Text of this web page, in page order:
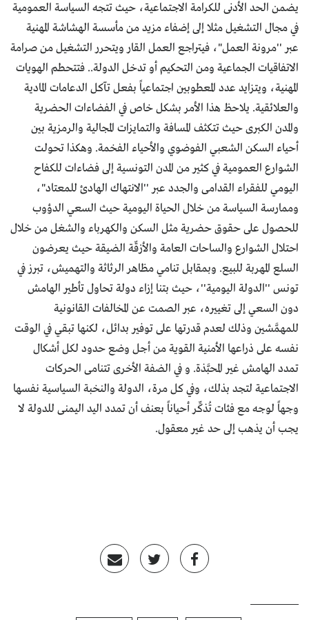
يضمن الحد الأدنى للكرامة الاجتماعية، حيث تتجه السياسة العمومية
في مجال التشغيل مثلا إلى إضفاء مزيد من مأسسة الهشاشة المهنية
عبر ''مرونة العمل"، فيتراجع العمل القار ويتحرر التشغيل من صرامة
الاتفاقيات الجماعية ومن التحكيم أو تدخل الدولة.. فتتحطم الهويات
المهنية، ويتزايد عدد المعطوبين اجتماعياً بفعل تآكل الدعامات المادية
والعلائقية. يلاحظ هذا الأمر بشكل خاص في الفضاءات الحضرية
والمدن الكبرى حيث تتكثف المسافة والتمايزات المجالية والرمزية بين
أحياء السكن الشعبي الفوضوي والأحياء الفخمة. وهكذا تحولت
الشوارع العمومية في كثير من المدن التونسية إلى فضاءات للكفاح
اليومي للفقراء القدامى والجدد عبر ''الانتهاك الهادئ للمعتاد"،
وممارسة السياسة من خلال الحياة اليومية حيث السعي الدؤوب
للحصول على حقوق حضرية مثل السكن والكهرباء والشغل من خلال
احتلال الشوارع والساحات العامة والأزقّة الضيقة حيث يعرضون
السلع المهربة للبيع. وبمقابل تنامي مظاهر الرثاثة والتهميش، تبرز في
تونس ''الدولة اليومية''، حيث بتنا إزاء دولة تحاول تأطير الهامش
دون السعي إلى تغييره، عبر الصمت عن المخالفات القانونية
للمهمَّشين وذلك لعدم قدرتها على توفير بدائل، لكنها تبقي في الوقت
نفسه على ذراعها الأمنية القوية من أجل وضع حدود لكل أشكال
تمدد الهامش غير المحبَّذة. و في الضفة الأخرى تتنامى الحركات
الاجتماعية لتجد بذلك، وفي كل مرة، الدولة والنخبة السياسية نفسها
وجهاً لوجه مع فئات تُذكِّر أحياناً بعنف أن تمدد اليد اليمنى للدولة لا
يجب أن يذهب إلى حد غير معقول.